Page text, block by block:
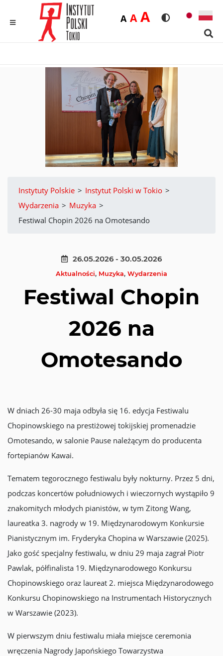
Rozmiar
ADomyślna
AŚrednia
ADużaWersja
Instytuty Polskie > Instytut Polski w Tokio >
Wydarzenia > Muzyka >
Festiwal Chopin 2026 na Omotesando
26.05.2026 - 30.05.2026
Aktualności, Muzyka, Wydarzenia
Festiwal Chopin
2026 na
Omotesando
W dniach 26-30 maja odbyła się 16. edycja Festiwalu
Chopinowskiego na prestiżowej tokijskiej promenadzie
Omotesando, w salonie Pause należącym do producenta
fortepianów Kawai.
Tematem tegorocznego festiwalu były nokturny. Przez 5 dni,
podczas koncertów południowych i wieczornych wystąpiło 9
znakomitych młodych pianistów, w tym Zitong Wang,
laureatka 3. nagrody w 19. Międzynarodowym Konkursie
Pianistycznym im. Fryderyka Chopina w Warszawie (2025).
Jako gość specjalny festiwalu, w dniu 29 maja zagrał Piotr
Pawlak, półfinalista 19. Międzynarodowego Konkursu
Chopinowskiego oraz laureat 2. miejsca Międzynarodowego
Konkursu Chopinowskiego na Instrumentach Historycznych
w Warszawie (2023).
W pierwszym dniu festiwalu miała miejsce ceremonia
wręczenia Nagrody Japońskiego Towarzystwa